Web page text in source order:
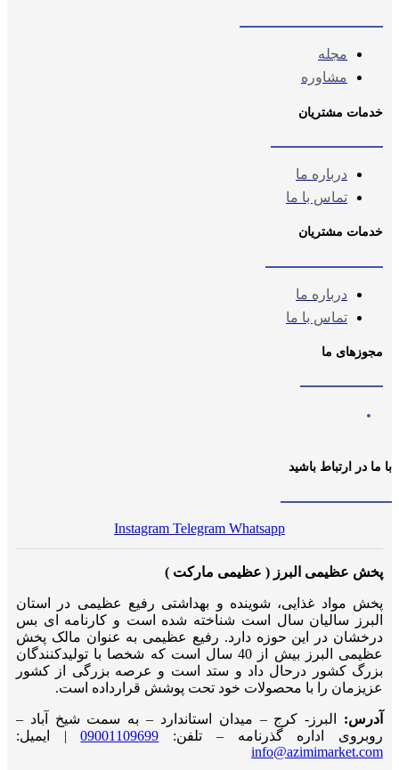
مجله
مشاوره
خدمات مشتریان
درباره ما
تماس با ما
خدمات مشتریان
درباره ما
تماس با ما
مجوزهای ما
با ما در ارتباط باشید
Instagram Telegram Whatsapp
پخش عظیمی البرز ( عظیمی مارکت )
پخش مواد غذایی، شوینده و بهداشتی رفیع عظیمی در استان
البرز سالیان سال است شناخته شده است و کارنامه ای بس
درخشان در این حوزه دارد. رفیع عظیمی به عنوان مالک پخش
عظیمی البرز بیش از 40 سال است که شخصا با تولیدکنندگان
بزرگ کشور درحال داد و ستد است و عرصه بزرگی از کشور
عزیزمان را با محصولات خود تحت پوشش قرارداده است.
آدرس:
البرز- کرج – میدان استاندارد – به سمت شیخ آباد –
روبروی اداره گذرنامه – تلفن: 09001109699| ایمیل:
info@azimimarket.com